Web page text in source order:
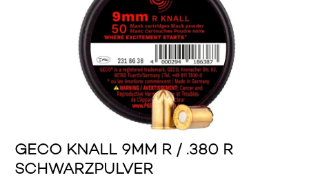
GECO KNALL 9MM R / .380 R
SCHWARZPULVER